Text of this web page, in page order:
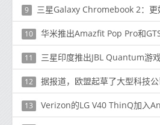
9 三星Galaxy Chromebook 2：更
10 华米推出Amazfit Pop Pro和
11 三星印度推出JBL Quantum游
12 据报道，欧盟起草了大型科技公司的“
13 Verizon的LG V40 ThinQ加入Android